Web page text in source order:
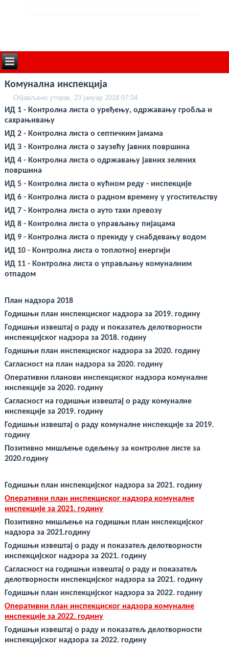
bonusu
siteler
deneme
bonusu
deneme
bonusu
veren
siteler
deneme
bonusu
bahis
siteleri
bonus
veren
bahis
siteleri
bonusu
veren
yeni
siteler
deneme
bonusu
siteleri
Bonus
Veren
Siteler
Комунална инспекција
Објављено уторак, 23 јануар 2018 07:04
ИД 1 - Контролна листа о уређењу, одржавању гробља и
сахрањивању
ИД 2 - Контролна листа о септичким јамама
ИД 3 - Контролна листа о заузећу јавних површина
ИД 4 - Контролна листа о одржавању јавних зелених
површина
ИД 5 - Контролна листа о кућном реду - инспекције
ИД 6 - Контролна листа о радном времену у угоститељству
ИД 7 - Контролна листа о ауто таxи превозу
ИД 8 - Контролна листа о управљању пијацама
ИД 9 - Контролна листа о прекиду у снабдевању водом
ИД 10 - Контролна листа о топлотној енергији
ИД 11 - Контролна листа о управљању комуналним
отпадом
План надзора 2018
Годишњи план инспекциског надзора за 2019. годину
Годишњи извештај о раду и показатељ делотворности
инспекцијског надзора за 2018. годину
Годишњи план инспекциског надзора за 2020. годину
Сагласност на план надзора за 2020. годину
Оперативни планови инспекциског надзора комуналне
инспекције за 2020. годину
Сагласност на годишњи извештај о раду комуналне
инспекције за 2019. годину
Годишњи извештај о раду комуналне инспекције за 2019.
годину
Позитивно мишљење одељењу за контролне листе за
2020.годину
Годишњи план инспекцијског надзора за 2021. годину
Оперативни план инспекциског надзора комуналне
инспекције за 2021. годину
Позитивно мишљење на годишњи план инспекцијског
надзора за 2021.годину
Годишњи извештај о раду и показатељ делотворности
инспекцијског надзора за 2021. годину
Сагласност на годишњи извештај о раду и показатељ
делотворности инспекцијског надзора за 2021. годину
Годишњи план инспекцијског надзора за 2022. годину
Оперативни план инспекциског надзора комуналне
инспекције за 2022. годину
Годишњи извештај о раду и показатељ делотворности
инспекцијског надзора за 2022. годину